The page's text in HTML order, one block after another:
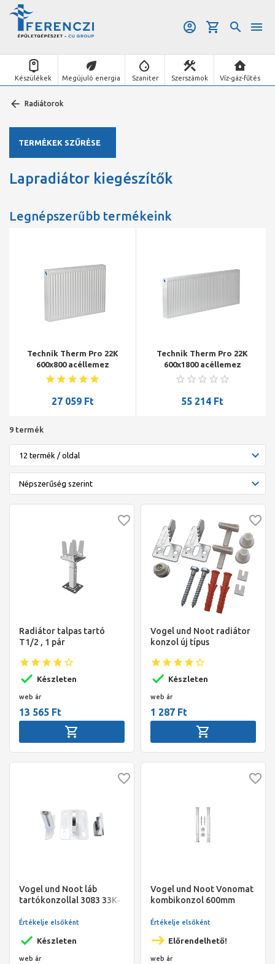
Készülékek Megújuló energia Szaniter Szerszámok Víz-gáz-fűtés
Radiátorok
Lapradiátor kiegészítők
Legnépszerűbb termékeink
Technik Therm Pro 22K
600x800 acéllemez
radiátor
27 059 Ft
Technik Therm Pro 22K
600x1800 acéllemez
radiátor
55 214 Ft
9 termék
Radiátor talpas tartó
T1/2 , 1 pár
Készleten
web ár
13 565 Ft
Vogel und Noot radiátor
konzol új típus
Készleten
web ár
1 287 Ft
Vogel und Noot láb
tartókonzollal 3083 33K-
Készleten
Értékelje elsőként
web ár
Vogel und Noot Vonomat
kombikonzol 600mm
Előrendelhető!
Értékelje elsőként
web ár
TERMÉKEK SZŰRÉSE